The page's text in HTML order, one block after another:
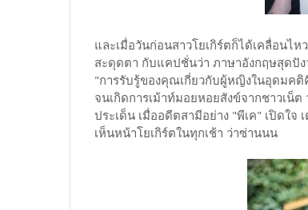
และเมื่อวันก่อนสาวโยเกิร์ตก็ได้เคลื่อนไ
สะดุดตา กับแคปชั่นว่า ภาษาอังกฤษสุดปัง
"การรับรู้ของคุณเกี่ยวกับผู้หญิงในอุดมคติ
จนเกิดการเม้าท์มอยหอยสังข์จากชาวเน็ต
ประเด็น เมื่ออดีตสามีอย่าง "พีเค" เปิดใ
เห็นหน้าโยเกิร์ตในทุกเช้า ว่าซ่านนน